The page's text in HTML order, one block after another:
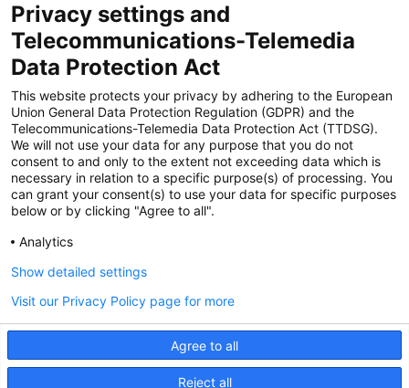
Zertifiziert für das Sicherheitsmanagem
entsystem unter TU4® durch TÜViT Essen
Zertifiziert für das QM-System nach DIN EN
ISO 9001: 2015, Reg.-Nr. 44 100 091350
durch TÜV NORD CERT
Zertifiziert für Sicherheits- und
Zertifiziert als qualifiziertes Unternehmen für
öffentliche Aufträge durch das ABZ Bayern
im Auftrag der IHK und Handwerks-
kammern in Bayern
Privacy settings and
Telecommunications-Telemedia
Data Protection Act
This website protects your privacy by adhering to the European
Union General Data Protection Regulation (GDPR) and the
Telecommunications-Telemedia Data Protection Act (TTDSG).
We will not use your data for any purpose that you do not
consent to and only to the extent not exceeding data which is
necessary in relation to a specific purpose(s) of processing. You
can grant your consent(s) to use your data for specific purposes
below or by clicking "Agree to all".
Analytics
Agree to all
Reject all
Show detailed settings
Visit our Privacy Policy page for more